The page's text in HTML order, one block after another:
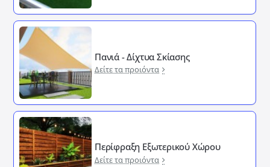
Πανιά - Δίχτυα Σκίασης
Δείτε τα προιόντα
Περίφραξη Εξωτερικού Χώρου
Δείτε τα προιόντα